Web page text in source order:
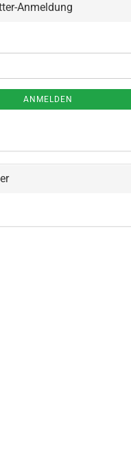
Anmeldung
ANMELDEN